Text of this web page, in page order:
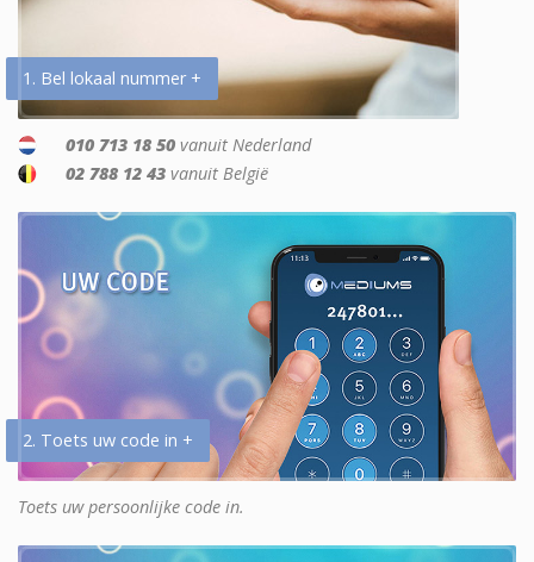
1. Bel lokaal nummer +
010 713 18 50 vanuit Nederland
02 788 12 43 vanuit België
2. Toets uw code in +
Toets uw persoonlijke code in.